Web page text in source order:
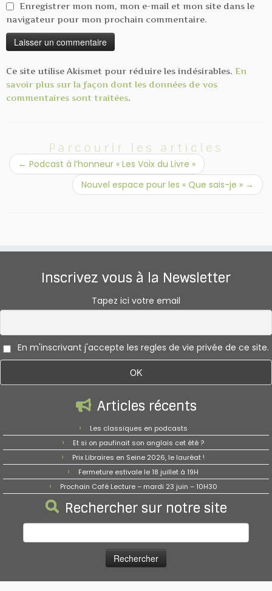
Enregistrer mon nom, mon e-mail et mon site dans le
navigateur pour mon prochain commentaire.
Ce site utilise Akismet pour réduire les indésirables. En
savoir plus sur la façon dont les données de vos
commentaires sont traitées.
Parcourir les articles
← Podcast à l’honneur « Les Voix du Livre »
Nouvel espace pour les « Que sais-je » →
Inscrivez vous à la Newsletter
Tapez ici votre email
En m'inscrivant j'accepte les regles de vie privée de ce site.
Articles récents
Les classiques en podcasts
Et si on paufinait son anglais cet été ?
Prix Libraires en Seine 2026, le lauréat !
Fermeture estivale le 18 juillet à 19H
Prochain Café Lecture – mardi 23 juin – 10H30
Rechercher sur notre site